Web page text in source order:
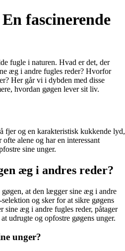
fascinerende
fugle i naturen. Hvad er det, der
æg i andre fugles reder? Hvorfor
Her går vi i dybden med disse
hvordan gøgen lever sit liv.
fjer og en karakteristisk kukkende lyd,
alene og har en interessant
sine unger.
æg i andres reder?
at den lægger sine æg i andre
og sker for at sikre gøgens
æg i andre fugles reder, påtager
udrugte og opfostre gøgens unger.
unger?